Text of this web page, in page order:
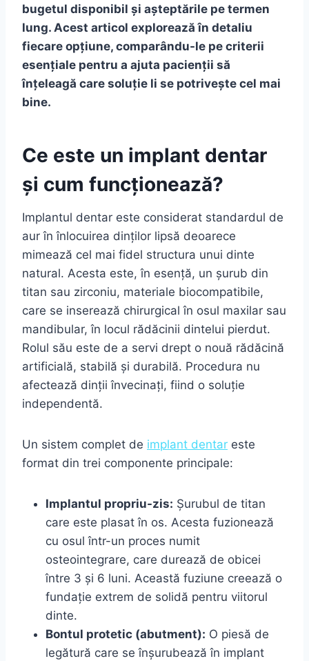
bugetul disponibil și așteptările pe termen
lung. Acest articol explorează în detaliu
fiecare opțiune, comparându-le pe criterii
esențiale pentru a ajuta pacienții să
înțeleagă care soluție li se potrivește cel mai
bine.
Ce este un implant dentar
și cum funcționează?
Implantul dentar este considerat standardul de
aur în înlocuirea dinților lipsă deoarece
mimează cel mai fidel structura unui dinte
natural. Acesta este, în esență, un șurub din
titan sau zirconiu, materiale biocompatibile,
care se inserează chirurgical în osul maxilar sau
mandibular, în locul rădăcinii dintelui pierdut.
Rolul său este de a servi drept o nouă rădăcină
artificială, stabilă și durabilă. Procedura nu
afectează dinții învecinați, fiind o soluție
independentă.
Un sistem complet de implant dentar este
format din trei componente principale:
Implantul propriu-zis: Șurubul de titan
care este plasat în os. Acesta fuzionează
cu osul într-un proces numit
osteointegrare, care durează de obicei
între 3 și 6 luni. Această fuziune creează o
fundație extrem de solidă pentru viitorul
dinte.
Bontul protetic (abutment): O piesă de
legătură care se înșurubează în implant